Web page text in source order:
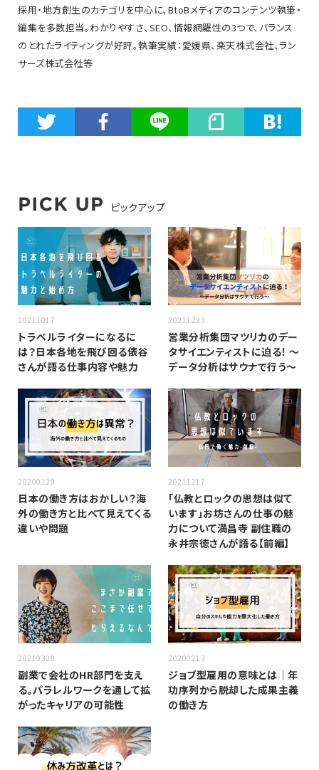
採用・地方創生のカテゴリを中心に、BtoBメディアのコンテンツ執筆・
編集を多数担当。わかりやすさ、SEO、情報網羅性の3つで、バランス
のとれたライティングが好評。執筆実績：愛媛県、楽天株式会社、ラン
サーズ株式会社等
ピックアップ
20211017
トラベルライターになるに
は？日本各地を飛び回る俵谷
さんが語る仕事内容や魅力
20211223
営業分析集団マツリカのデー
タサイエンティストに迫る！ 〜
データ分析はサウナで行う〜
20200129
日本の働き方はおかしい？海
外の働き方と比べて見えてくる
違いや問題
20211217
「仏教とロックの思想は似て
います」お坊さんの仕事の魅
力について満昌寺 副住職の
永井宗徳さんが語る【前編】
20210308
副業で会社のHR部門を支え
る。パラレルワークを通して拡
がったキャリアの可能性
20200213
ジョブ型雇用の意味とは｜年
功序列から脱却した成果主義
の働き方